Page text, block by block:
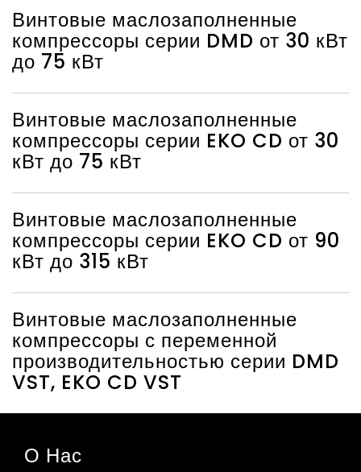
Винтовые маслозаполненные
компрессоры серии DMD от 30 кВт
до 75 кВт
Винтовые маслозаполненные
компрессоры серии EKO CD от 30
кВт до 75 кВт
Винтовые маслозаполненные
компрессоры серии EKO CD от 90
кВт до 315 кВт
Винтовые маслозаполненные
компрессоры с переменной
производительностью серии DMD
VST, EKO CD VST
О Нас